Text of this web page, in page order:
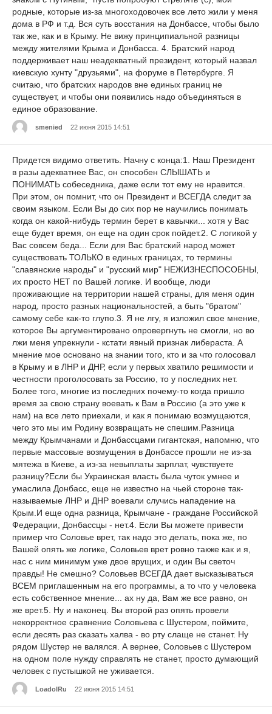
родные, которые из-за многоходовочек все лето жили у меня
дома в РФ и т.д. Вся суть восстания на Донбассе, чтобы было
так же, как и в Крыму. Не вижу принципиальной разницы
между жителями Крыма и Донбасса. 4. Братский народ
поддерживает наш неадекватный президент, который назвал
киевскую хунту "друзьями", на форуме в Петербурге. Я
считаю, что братских народов вне единых границ не
существует, и чтобы они появились надо объединяться в
единое образование.
smenied 22 июня 2015 14:51
Придется видимо ответить. Начну с конца:1. Наш Президент
в разы адекватнее Вас, он способен СЛЫШАТЬ и
ПОНИМАТЬ собеседника, даже если тот ему не нравится.
При этом, он помнит, что он Президент и ВСЕГДА следит за
своим языком. Если Вы до сих пор не научились понимать
когда он какой-нибудь термин берет в кавычки... хотя у Вас
еще будет время, он еще на один срок пойдет.2. С логикой у
Вас совсем беда... Если для Вас братский народ может
существовать ТОЛЬКО в единых границах, то термины
"славянские народы" и "русский мир" НЕЖИЗНЕСПОСОБНЫ,
их просто НЕТ по Вашей логике. И вообще, люди
проживающие на территории нашей страны, для меня один
народ, просто разных национальностей, а быть "братом"
самому себе как-то глупо.3. Я не лгу, я изложил свое мнение,
которое Вы аргументировано опровергнуть не смогли, но во
лжи меня упрекнули - кстати явный признак либераста. А
мнение мое основано на знании того, кто и за что голосовал
в Крыму и в ЛНР и ДНР, если у первых хватило решимости и
честности проголосовать за Россию, то у последних нет.
Более того, многие из последних почему-то когда пришло
время за свою страну воевать к Вам в Россию (а это уже к
нам) на все лето приехали, и как я понимаю возмущаются,
чего это мы им Родину возвращать не спешим.Разница
между Крымчанами и Донбассцами гигантская, напомню, что
первые массовые возмущения в Донбассе прошли не из-за
мятежа в Киеве, а из-за невыплаты зарплат, чувствуете
разницу?Если бы Украинская власть была чуток умнее и
умаслила Донбасс, еще не известно на чьей стороне так-
называемые ЛНР и ДНР воевали случись нападение на
Крым.И еще одна разница, Крымчане - граждане Российской
Федерации, Донбассцы - нет.4. Если Вы можете привести
пример что Соловье врет, так надо это делать, пока же, по
Вашей опять же логике, Соловьев врет ровно также как и я,
нас с ним минимум уже двое врущих, и один Вы светоч
правды! Не смешно? Соловьев ВСЕГДА дает высказываться
ВСЕМ приглашенным на его программы, а то что у человека
есть собственное мнение... ах ну да, Вам же все равно, он
же врет.5. Ну и наконец. Вы второй раз опять провели
некорректное сравнение Соловьева с Шустером, поймите,
если десять раз сказать халва - во рту слаще не станет. Ну
рядом Шустер не валялся. А вернее, Соловьев с Шустером
на одном поле нужду справлять не станет, просто думающий
человек с пустышкой не уживается.
LoadolRu 22 июня 2015 14:51